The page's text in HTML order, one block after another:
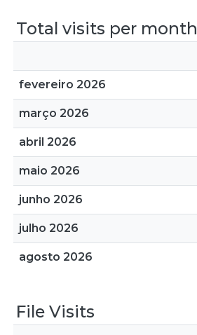
Total visits per month
fevereiro 2026
março 2026
abril 2026
maio 2026
junho 2026
julho 2026
agosto 2026
File Visits